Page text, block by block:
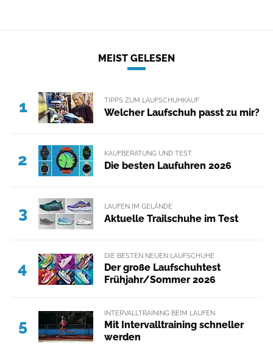
MEIST GELESEN
1 TIPPS ZUM LAUFSCHUHKAUF
Welcher Laufschuh passt zu mir?
2 KAUFBERATUNG UND TEST
Die besten Laufuhren 2026
3 LAUFEN IM GELÄNDE
Aktuelle Trailschuhe im Test
4
DIE BESTEN NEUEN LAUFSCHUHE
Der große Laufschuhtest
Frühjahr/Sommer 2026
5
INTERVALLTRAINING BEIM LAUFEN
Mit Intervalltraining schneller
werden